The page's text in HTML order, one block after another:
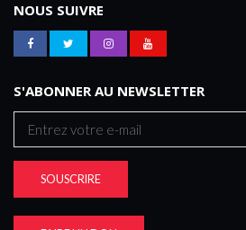
NOUS SUIVRE
S'ABONNER AU NEWSLETTER
SOUSCRIRE